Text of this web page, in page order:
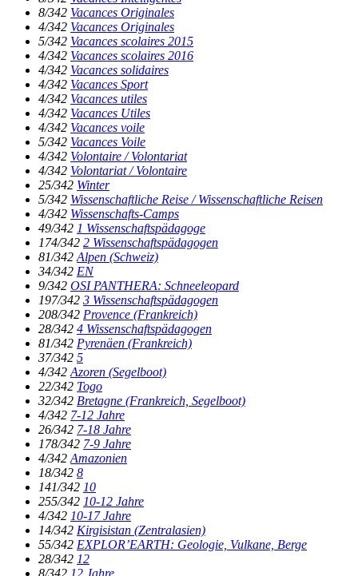
8/342 Vacances Originales
4/342 Vacances Originales
5/342 Vacances scolaires 2015
4/342 Vacances scolaires 2016
4/342 Vacances solidaires
4/342 Vacances Sport
4/342 Vacances utiles
4/342 Vacances Utiles
4/342 Vacances voile
5/342 Vacances Voile
4/342 Volontaire / Volontariat
4/342 Volontariat / Volontaire
25/342 Winter
5/342 Wissenschaftliche Reise / Wissenschaftliche Reisen
4/342 Wissenschafts-Camps
49/342 1 Wissenschaftspädagoge
174/342 2 Wissenschaftspädagogen
81/342 Alpen (Schweiz)
34/342 EN
9/342 OSI PANTHERA: Schneeleopard
197/342 3 Wissenschaftspädagogen
208/342 Provence (Frankreich)
28/342 4 Wissenschaftspädagogen
81/342 Pyrenäen (Frankreich)
37/342 5
4/342 Azoren (Segelboot)
22/342 Togo
32/342 Bretagne (Frankreich, Segelboot)
4/342 7-12 Jahre
26/342 7-18 Jahre
178/342 7-9 Jahre
4/342 Amazonien
18/342 8
141/342 10
255/342 10-12 Jahre
4/342 10-17 Jahre
14/342 Kirgisistan (Zentralasien)
55/342 EXPLOR’EARTH: Geologie, Vulkane, Berge
28/342 12